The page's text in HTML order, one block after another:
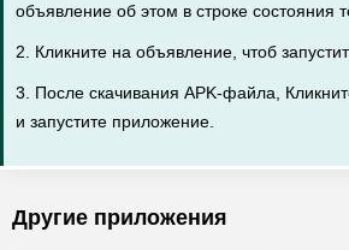
объявление об этом в строке состояния
2. Кликните на объявление, чтоб
3. После скачивания APK-файла,
и запустите приложение.
Другие приложения